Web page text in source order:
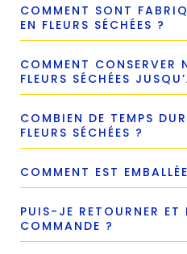
COMMENT SONT
EN FLEURS SÉCHÉES ?
COMMENT CONSERVER
FLEURS SÉCHÉES
COMBIEN DE TEMPS
FLEURS SÉCHÉES ?
COMMENT EST
PUIS-JE RETOURNER ET
COMMANDE ?